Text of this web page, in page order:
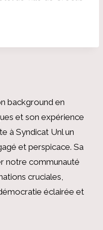
background en
et son expérience
à Syndicat Unl un
et perspicace. Sa
notre communauté
cruciales,
éclairée et